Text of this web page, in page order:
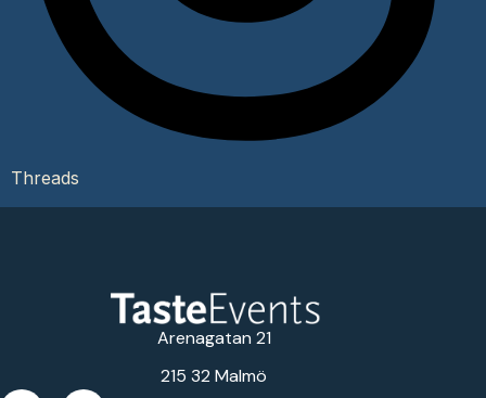
Threads
Arenagatan 21
215 32 Malmö